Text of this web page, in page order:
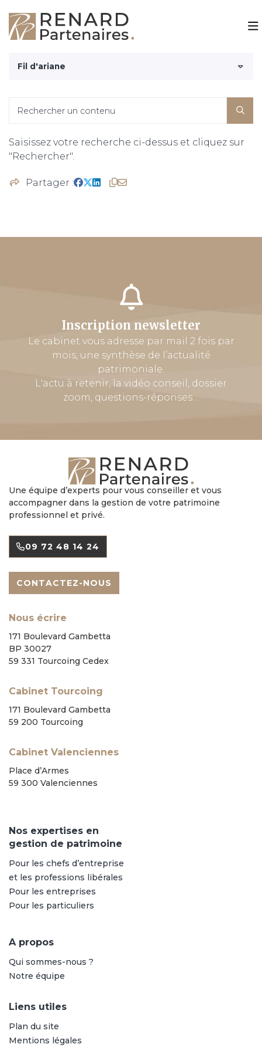
NOS EXPERTISES
Particuliers
Simulateurs
Bourse
CONTACTEZ-NOUS
RECHERCHE
Fil d'ariane
Rechercher un contenu
Saisissez votre recherche ci-dessus et cliquez sur
"Rechercher".
Partager
Inscription newsletter
Le cabinet vous adresse par mail 2 fois par
mois, une synthèse de l’actualité
patrimoniale.
L'actu à retenir, la vidéo conseil, dossier
zoom, questions-réponses…
Une équipe d’experts pour vous conseiller et vous
accompagner dans la gestion de votre patrimoine
professionnel et privé.
09 72 48 14 24
CONTACTEZ-NOUS
Nous écrire
171 Boulevard Gambetta
BP 30027
59 331 Tourcoing Cedex
Cabinet Tourcoing
171 Boulevard Gambetta
59 200 Tourcoing
Cabinet Valenciennes
Place d’Armes
59 300 Valenciennes
Nos expertises en
gestion de patrimoine
Pour les chefs d’entreprise
et les professions libérales
Pour les entreprises
Pour les particuliers
A propos
Qui sommes-nous ?
Notre équipe
Liens utiles
Plan du site
Mentions légales